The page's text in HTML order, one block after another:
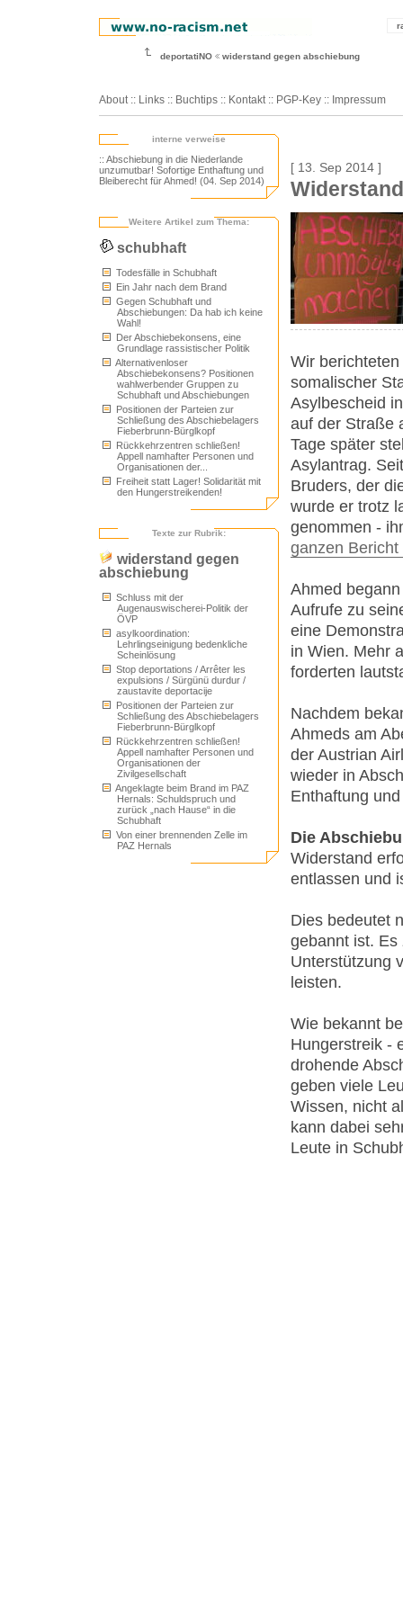
deportatiNO widerstand gegen abschiebung
About :: Links :: Buchtips :: Kontakt :: PGP-Key :: Impressum
interne verweise
:: Abschiebung in die Niederlande
unzumutbar! Sofortige Enthaftung und
Bleiberecht für Ahmed! (04. Sep 2014)
Weitere Artikel zum Thema:
schubhaft
Todesfälle in Schubhaft
Ein Jahr nach dem Brand
Gegen Schubhaft und
Abschiebungen: Da hab ich keine
Wahl!
Der Abschiebekonsens, eine
Grundlage rassistischer Politik
Alternativenloser
Abschiebekonsens? Positionen
wahlwerbender Gruppen zu
Schubhaft und Abschiebungen
Positionen der Parteien zur
Schließung des Abschiebelagers
Fieberbrunn-Bürglkopf
Rückkehrzentren schließen!
Appell namhafter Personen und
Organisationen der...
Freiheit statt Lager! Solidarität mit
den Hungerstreikenden!
Texte zur Rubrik:
widerstand gegen
abschiebung
Schluss mit der
Augenauswischerei-Politik der
ÖVP
asylkoordination:
Lehrlingseinigung bedenkliche
Scheinlösung
Stop deportations / Arrêter les
expulsions / Sürgünü durdur /
zaustavite deportacije
Positionen der Parteien zur
Schließung des Abschiebelagers
Fieberbrunn-Bürglkopf
Rückkehrzentren schließen!
Appell namhafter Personen und
Organisationen der
Zivilgesellschaft
Angeklagte beim Brand im PAZ
Hernals: Schuldspruch und
zurück „nach Hause“ in die
Schubhaft
Von einer brennenden Zelle im
PAZ Hernals
[ 13. Sep 2014 ]
Wir
somalischer
Asylbescheid
auf der Straße
Tage später
Asylantrag.
Bruders, der
wurde er trotz
genommen -
ganzen Bericht
Ahmed
Aufrufe zu
eine
in Wien. Mehr
forderten
Nachdem
Ahmeds am
der Austrian
wieder in
Enthaftung
Die
Widerstand
entlassen und
Dies bedeutet
gebannt ist. Es
Unterstützung
leisten.
Wie bekannt
Hungerstreik -
drohende
geben viele
Wissen, nicht
kann dabei
Leute in